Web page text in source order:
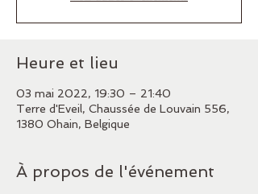
Heure et lieu
03 mai 2022, 19:30 – 21:40
Terre d'Eveil, Chaussée de Louvain 556,
1380 Ohain, Belgique
À propos de l'événement